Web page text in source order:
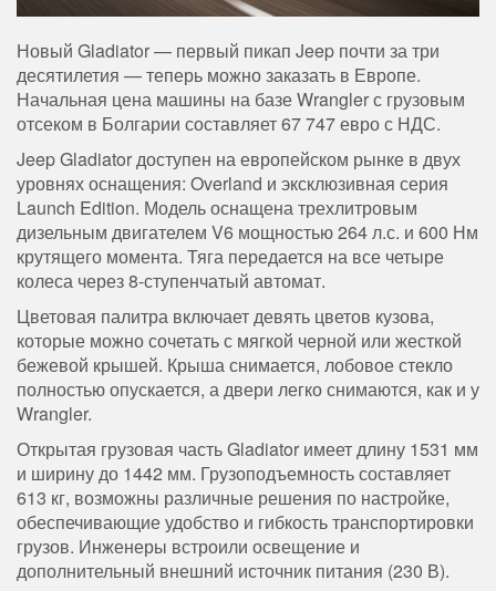
Новый Gladiator — первый пикап Jeep почти за три
десятилетия — теперь можно заказать в Европе.
Начальная цена машины на базе Wrangler с грузовым
отсеком в Болгарии составляет 67 747 евро с НДС.
Jeep Gladiator доступен на европейском рынке в двух
уровнях оснащения: Overland и эксклюзивная серия
Launch Edition. Модель оснащена трехлитровым
дизельным двигателем V6 мощностью 264 л.с. и 600 Нм
крутящего момента. Тяга передается на все четыре
колеса через 8-ступенчатый автомат.
Цветовая палитра включает девять цветов кузова,
которые можно сочетать с мягкой черной или жесткой
бежевой крышей. Крыша снимается, лобовое стекло
полностью опускается, а двери легко снимаются, как и у
Wrangler.
Открытая грузовая часть Gladiator имеет длину 1531 мм
и ширину до 1442 мм. Грузоподъемность составляет
613 кг, возможны различные решения по настройке,
обеспечивающие удобство и гибкость транспортировки
грузов. Инженеры встроили освещение и
дополнительный внешний источник питания (230 В).